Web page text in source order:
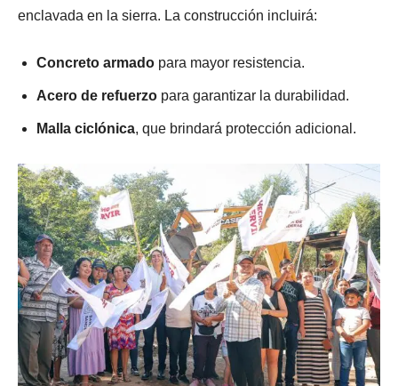
enclavada en la sierra. La construcción incluirá:
Concreto armado para mayor resistencia.
Acero de refuerzo para garantizar la durabilidad.
Malla ciclónica, que brindará protección adicional.